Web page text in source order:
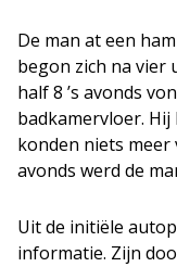
De man at een
begon zich na vier
half 8 ’s avonds
badkamervloer.
konden niets meer
avonds werd de
Uit de initiële
informatie. Zijn